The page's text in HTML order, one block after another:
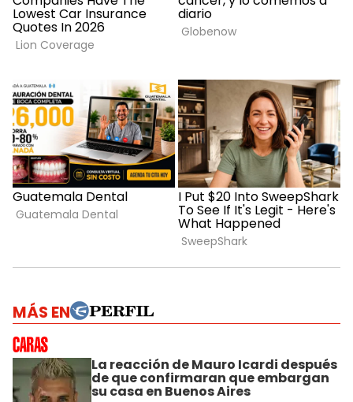
MÁS EN
La reacción de Mauro Icardi después
de que confirmaran que embargan
su casa en Buenos Aires